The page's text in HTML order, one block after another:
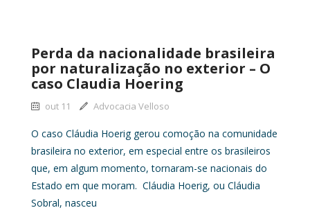
Perda da nacionalidade brasileira
por naturalização no exterior – O
caso Claudia Hoering
out 11 Advocacia Velloso
O caso Cláudia Hoerig gerou comoção na comunidade
brasileira no exterior, em especial entre os brasileiros
que, em algum momento, tornaram-se nacionais do
Estado em que moram. Cláudia Hoerig, ou Cláudia
Sobral, nasceu